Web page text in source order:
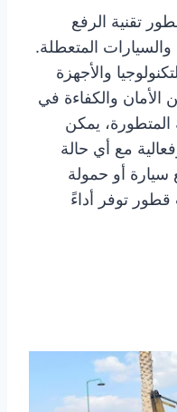
تقنية الرفع
المتعطلة.
والأجهزة
والكفاءة في
المتطورة، يمكن
مع أي حالة
سيارة أو حمولة
قطور توفر أداءً